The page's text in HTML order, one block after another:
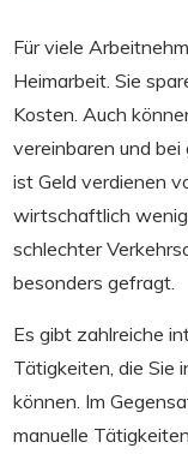
Für viele
Heimarbeit. Sie
Kosten. Auch
vereinbaren und
ist Geld verdienen
wirtschaftlich
schlechter
besonders gefragt.
Es gibt zahlreiche
Tätigkeiten, die Sie
können. Im
manuelle